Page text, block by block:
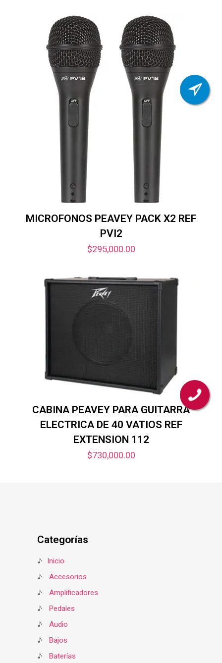
MICROFONOS PEAVEY PACK X2 REF
PVI2
$295,000.00
CABINA PEAVEY PARA GUITARRA
ELECTRICA DE 40 VATIOS REF
EXTENSION 112
$730,000.00
Categorías
♪
Inicio
♪
Accesorios
♪
Amplificadores
♪
Pedales
♪
Audio
♪
Bajos
♪
Baterías